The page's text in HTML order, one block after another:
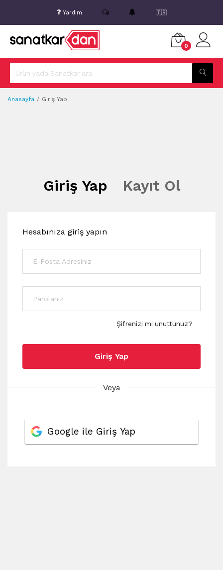
Yardım 🇹🇷
0
Anasayfa Giriş Yap
Giriş Yap Kayıt Ol
Hesabınıza giriş yapın
Şifrenizi mi unuttunuz?
Giriş Yap
Veya
Google ile Giriş Yap